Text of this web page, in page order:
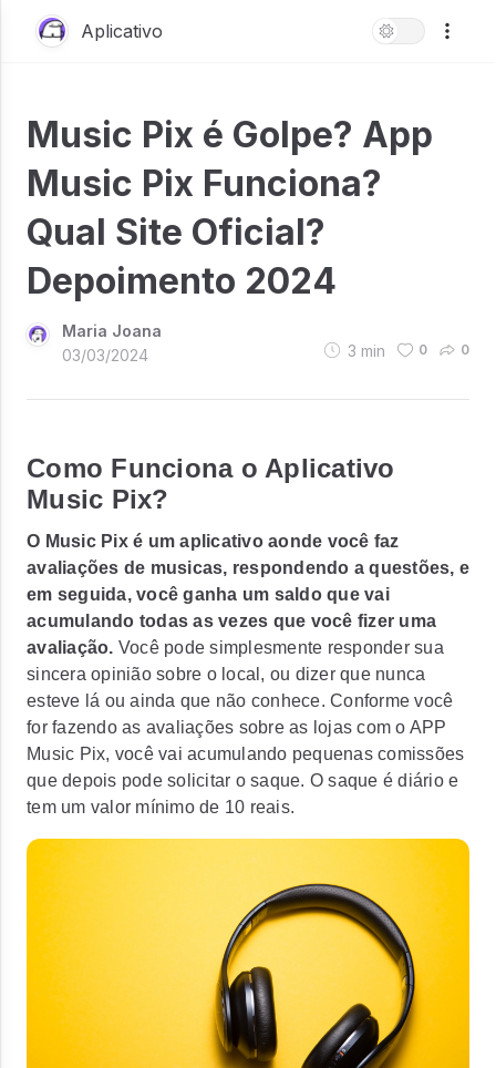
Aplicativo
Music Pix é Golpe? App
Music Pix Funciona?
Qual Site Oficial?
Depoimento 2024
Maria Joana
03/03/2024
3 min 0 0
Como Funciona o Aplicativo
Music Pix?
O Music Pix é um aplicativo aonde você faz
avaliações de musicas, respondendo a questões, e
em seguida, você ganha um saldo que vai
acumulando todas as vezes que você fizer uma
avaliação. Você pode simplesmente responder sua
sincera opinião sobre o local, ou dizer que nunca
esteve lá ou ainda que não conhece. Conforme você
for fazendo as avaliações sobre as lojas com o APP
Music Pix, você vai acumulando pequenas comissões
que depois pode solicitar o saque. O saque é diário e
tem um valor mínimo de 10 reais.